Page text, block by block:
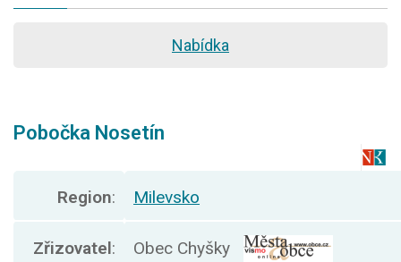
Nabídka
Pobočka Nosetín
Region: Milevsko
Zřizovatel: Obec Chyšky